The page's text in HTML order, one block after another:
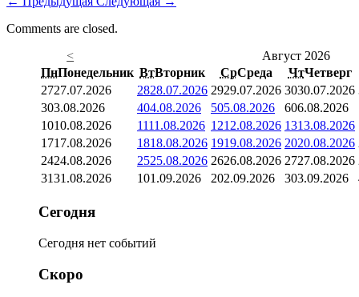
Comments are closed.
<
Август 2026
ПнПонедельник ВтВторник СрСреда ЧтЧетверг
2727.07.2026 2828.07.2026 2929.07.2026 3030.07.2026
303.08.2026 404.08.2026 505.08.2026 606.08.2026
1010.08.2026 1111.08.2026 1212.08.2026 1313.08.2026
1717.08.2026 1818.08.2026 1919.08.2026 2020.08.2026
2424.08.2026 2525.08.2026 2626.08.2026 2727.08.2026
3131.08.2026 101.09.2026 202.09.2026 303.09.2026
Сегодня
Сегодня нет событий
Скоро